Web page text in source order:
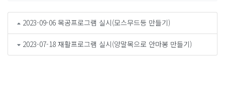
2023-09-06 목공프로그램 실시(모스무드등 만들기)
2023-07-18 재활프로그램 실시(양말목으로 안마봉 만들기)